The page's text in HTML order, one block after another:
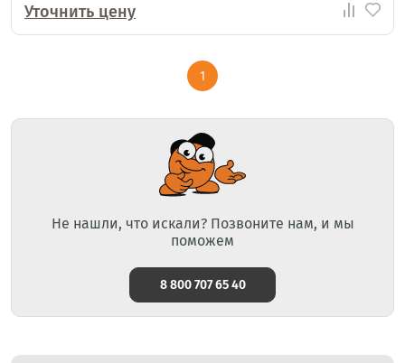
Уточнить цену
1
Не нашли, что искали? Позвоните нам, и мы
поможем
8 800 707 65 40